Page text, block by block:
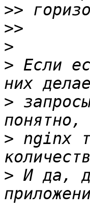
>>
>>
>
> Если
>
> nginx
> И да,